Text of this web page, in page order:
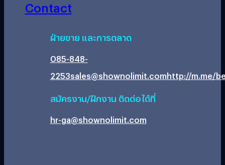
Contact
ฝ่ายขาย และการตลาด
085-848-
2253sales@shownolimit.comhttp://m.me/
สมัครงาน/ฝึกงาน ติดต่อได้ที่
hr-ga@shownolimit.com